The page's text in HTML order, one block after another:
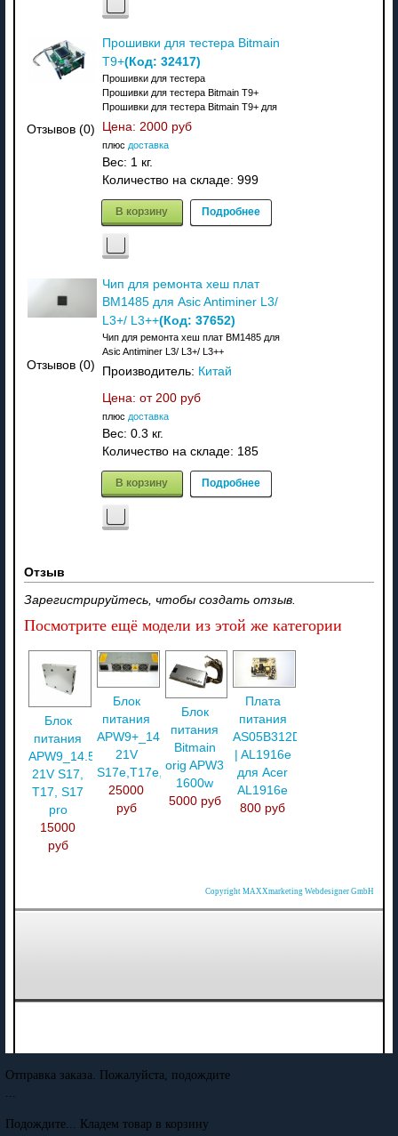
Отзывов (0)
Прошивки для тестера Bitmain
T9+(Код: 32417)
Прошивки для тестера
Прошивки для тестера Bitmain T9+
Прошивки для тестера Bitmain T9+ для
Цена: 2000 руб
плюс доставка
Вес: 1 кг.
Количество на складе: 999
В корзину Подробнее
Отзывов (0)
Чип для ремонта хеш плат
BM1485 для Asic Antiminer L3/
L3+/ L3++(Код: 37652)
Чип для ремонта хеш плат BM1485 для
Asic Antiminer L3/ L3+/ L3++
Производитель: Китай
Цена: от 200 руб
плюс доставка
Вес: 0.3 кг.
Количество на складе: 185
В корзину Подробнее
Отзыв
Зарегистрируйтесь, чтобы создать отзыв.
Посмотрите ещё модели из этой же категории
Блок
питания
APW9_14.5V-
21V S17,
T17, S17
pro
15000
руб
Блок
питания
APW9+_14.5V-
21V
S17e,T17e,S17+,T17+
25000
руб
Блок
питания
Bitmain
orig APW3
1600w
5000 руб
Плата
питания
AS05B312D00
| AL1916e
для Acer
AL1916e
800 руб
Copyright MAXXmarketing Webdesigner GmbH
Отправка заказа. Пожалуйста, подождите
...
Подождите... Кладем товар в корзину